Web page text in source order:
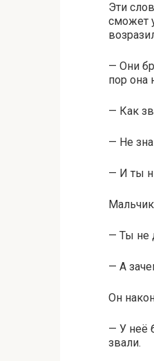
Эти
сможет
— Они
пор она
— Как
— Не
— И ты
— Ты не
— А
Он
— У неё
звали.